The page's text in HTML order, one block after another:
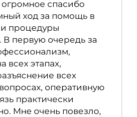
огромное спасибо
ход за помощь в
процедуры
В первую очередь за
всех этапах,
всех
оперативную
практически
Мне очень повезло,